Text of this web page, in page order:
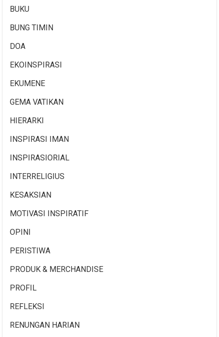
BUKU
BUNG TIMIN
DOA
EKOINSPIRASI
EKUMENE
GEMA VATIKAN
HIERARKI
INSPIRASI IMAN
INSPIRASIORIAL
INTERRELIGIUS
KESAKSIAN
MOTIVASI INSPIRATIF
OPINI
PERISTIWA
PRODUK & MERCHANDISE
PROFIL
REFLEKSI
RENUNGAN HARIAN